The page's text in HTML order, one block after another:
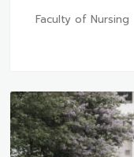
Faculty of Nursing